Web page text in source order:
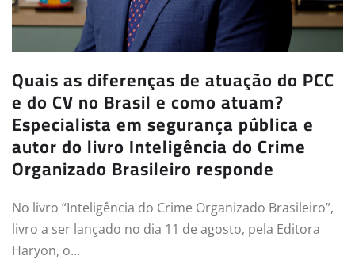
Quais as diferenças de atuação do PCC
e do CV no Brasil e como atuam?
Especialista em segurança pública e
autor do livro Inteligência do Crime
Organizado Brasileiro responde
No livro “Inteligência do Crime Organizado Brasileiro”,
livro a ser lançado no dia 11 de agosto, pela Editora
Haryon, o…